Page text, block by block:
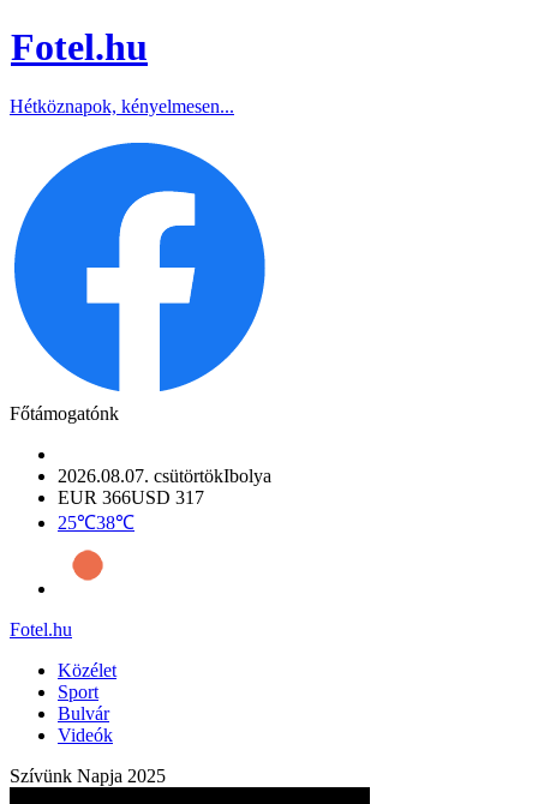
Fotel.hu
Hétköznapok, kényelmesen...
Főtámogatónk
2026.08.07. csütörtökIbolya
EUR 366USD 317
25℃38℃
Fotel.hu
Közélet
Sport
Bulvár
Videók
Szívünk Napja 2025